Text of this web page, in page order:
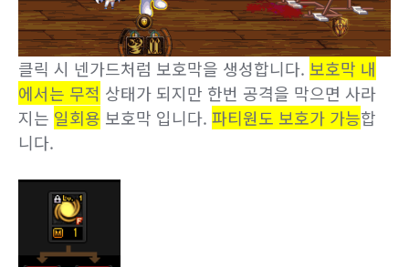
클릭 시 넨가드처럼 보호막을 생성합니다. 보호막 내
에서는 무적 상태가 되지만 한번 공격을 막으면 사라
지는 일회용 보호막 입니다. 파티원도 보호가 가능합
니다.